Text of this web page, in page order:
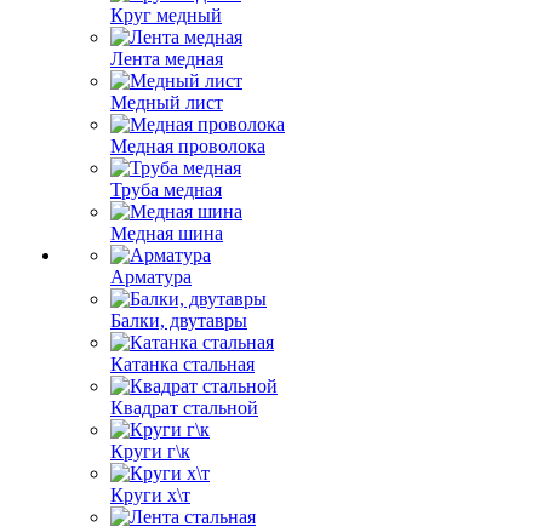
Круг медный
Лента медная
Медный лист
Медная проволока
Труба медная
Медная шина
Арматура
Балки, двутавры
Катанка стальная
Квадрат стальной
Круги г\к
Круги х\т